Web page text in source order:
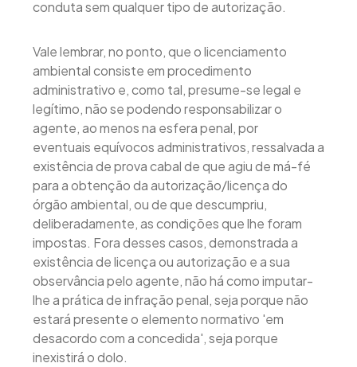
conduta sem qualquer tipo de autorização.
Vale lembrar, no ponto, que o licenciamento
ambiental consiste em procedimento
administrativo e, como tal, presume-se legal e
legítimo, não se podendo responsabilizar o
agente, ao menos na esfera penal, por
eventuais equívocos administrativos, ressalvada a
existência de prova cabal de que agiu de má-fé
para a obtenção da autorização/licença do
órgão ambiental, ou de que descumpriu,
deliberadamente, as condições que lhe foram
impostas. Fora desses casos, demonstrada a
existência de licença ou autorização e a sua
observância pelo agente, não há como imputar-
lhe a prática de infração penal, seja porque não
estará presente o elemento normativo 'em
desacordo com a concedida', seja porque
inexistirá o dolo.